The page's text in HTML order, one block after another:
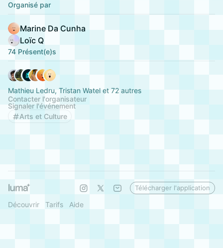
Organisé par
Marine Da Cunha
Loïc Q
74 Présent(e)s
Mathieu Ledru, Tristan Watel et 72 autres
Contacter l'organisateur
Signaler l'événement
Arts et Culture
Découvrir Tarifs Aide
Télécharger l'application